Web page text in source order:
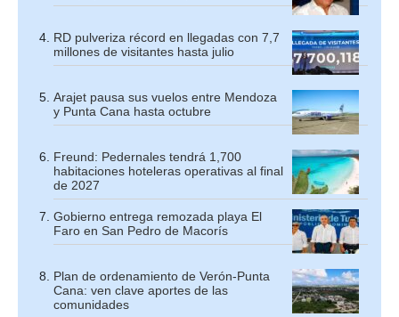
RD pulveriza récord en llegadas con 7,7
millones de visitantes hasta julio
Arajet pausa sus vuelos entre Mendoza
y Punta Cana hasta octubre
Freund: Pedernales tendrá 1,700
habitaciones hoteleras operativas al final
de 2027
Gobierno entrega remozada playa El
Faro en San Pedro de Macorís
Plan de ordenamiento de Verón-Punta
Cana: ven clave aportes de las
comunidades